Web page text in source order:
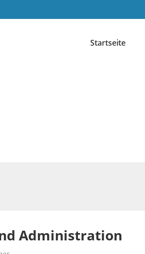
Startseite
Administration